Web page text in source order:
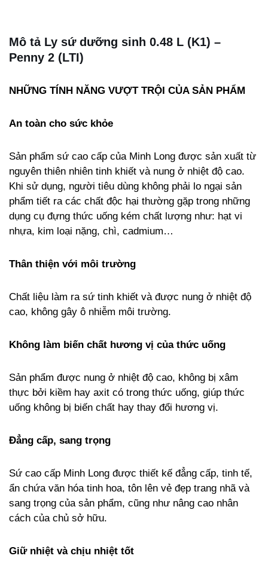
Mô tả Ly sứ dưỡng sinh 0.48 L (K1) –
Penny 2 (LTI)
NHỮNG TÍNH NĂNG VƯỢT TRỘI CỦA SẢN PHẨM
An toàn cho sức khỏe
Sản phẩm sứ cao cấp của Minh Long được sản xuất từ
nguyên thiên nhiên tinh khiết và nung ở nhiệt độ cao.
Khi sử dụng, người tiêu dùng không phải lo ngại sản
phẩm tiết ra các chất độc hại thường gặp trong những
dụng cụ đựng thức uống kém chất lượng như: hạt vi
nhựa, kim loại nặng, chì, cadmium…
Thân thiện với môi trường
Chất liệu làm ra sứ tinh khiết và được nung ở nhiệt độ
cao, không gây ô nhiễm môi trường.
Không làm biến chất hương vị của thức uống
Sản phẩm được nung ở nhiệt độ cao, không bị xâm
thực bởi kiềm hay axit có trong thức uống, giúp thức
uống không bị biến chất hay thay đổi hương vị.
Đẳng cấp, sang trọng
Sứ cao cấp Minh Long được thiết kế đẳng cấp, tinh tế,
ẩn chứa văn hóa tinh hoa, tôn lên vẻ đẹp trang nhã và
sang trọng của sản phẩm, cũng như nâng cao nhân
cách của chủ sở hữu.
Giữ nhiệt và chịu nhiệt tốt